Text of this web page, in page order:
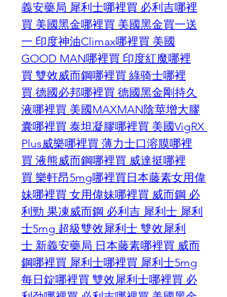
義安藥局 犀利士哪裡買 必利吉哪裡
買 美國黑金哪裡買 美國黑金買一送
一 印度神油Climax哪裡買 美國
GOOD MAN哪裡買 印度紅魔哪裡
買 雙效威而鋼哪裡買 綠骑士哪裡
買 德國必邦哪裡買 德國黑金剛持久
液哪裡買 美國MAXMAN陰莖增大膠
囊哪裡買 泰坦凝膠哪裡買 美國VigRX
Plus威樂哪裡買 薄力士口溶膜哪裡
買 液熊威而鋼哪裡買 威達挺哪裡
買 樂軒昂5mg哪裡買日本藤素女用偉
妹哪裡買 女用偉妹哪裡買 威而鋼 必
利勁 果凍威而鋼 必利吉 犀利士 犀利
士5mg 超級雙效犀利士 雙效犀利
士 新義安藥局 日本藤素哪裡買 威而
鋼哪裡買 犀利士哪裡買 犀利士5mg
每日錠哪裡買 雙效犀利士哪裡買 必